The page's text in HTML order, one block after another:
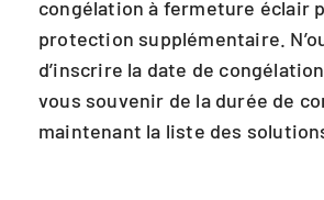
congélation à fermeture éclair
protection supplémentaire.
d’inscrire la date de
vous souvenir de la durée de
maintenant la liste des